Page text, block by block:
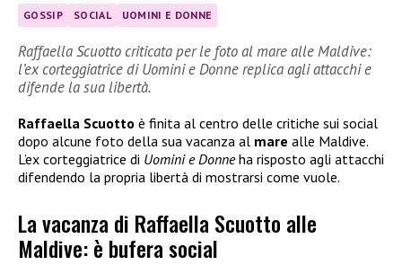
GOSSIP SOCIAL UOMINI E DONNE
Raffaella Scuotto criticata per le foto al mare alle Maldive:
l’ex corteggiatrice di Uomini e Donne replica agli attacchi e
difende la sua libertà.
Raffaella Scuotto è finita al centro delle critiche sui social
dopo alcune foto della sua vacanza al mare alle Maldive.
L’ex corteggiatrice di Uomini e Donneha risposto agli attacchi
difendendo la propria libertà di mostrarsi come vuole.
La vacanza di Raffaella Scuotto alle
Maldive: è bufera social